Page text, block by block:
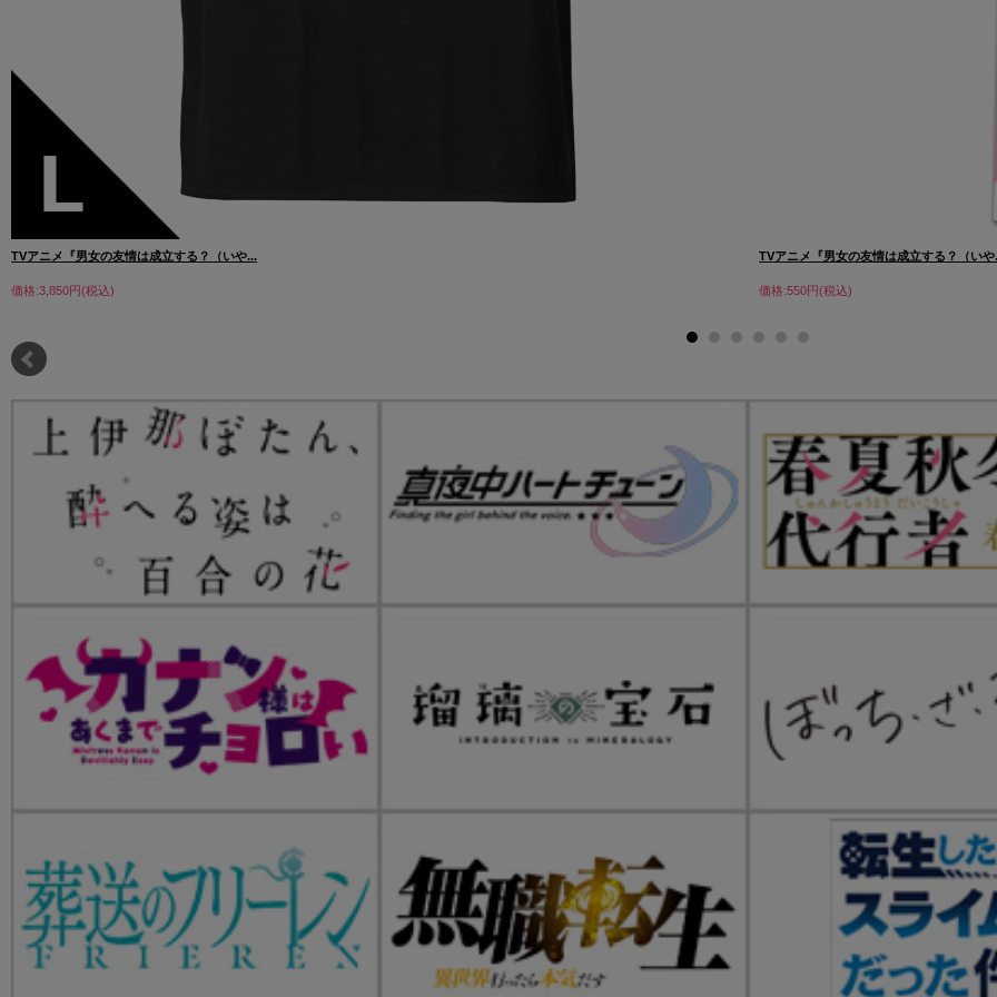
TVアニメ『男女の友情は成立する？（いや...
価格:3,850円(税込)
TVアニメ『男女の友情は成立する？（いや
価格:550円(税込)